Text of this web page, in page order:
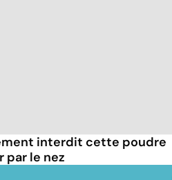
interdit cette poudre
par le nez